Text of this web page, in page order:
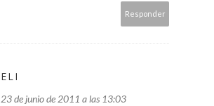
Responder
ELI
23 de junio de 2011 a las 13:03